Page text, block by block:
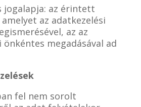
jogalapja: az érintett
az adatkezelési
az az
megadásával ad
fel nem sorolt